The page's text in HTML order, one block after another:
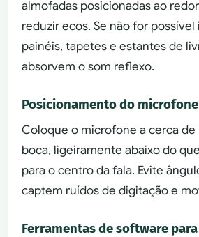
almofadas posicionadas ao
reduzir ecos. Se não for
painéis, tapetes e estantes de
absorvem o som reflexo.
Posicionamento do microfone
Coloque o microfone a cerca de
boca, ligeiramente abaixo do
para o centro da fala. Evite
captem ruídos de digitação e
Ferramentas de software